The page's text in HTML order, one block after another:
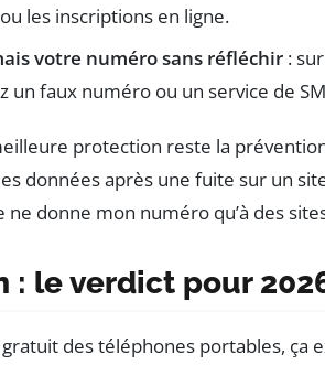
les inscriptions en ligne.
votre numéro sans réfléchir :
un faux numéro ou un service de
protection reste la
données après une fuite sur un
ne donne mon numéro qu’à des
: le verdict pour
des téléphones portables, ça